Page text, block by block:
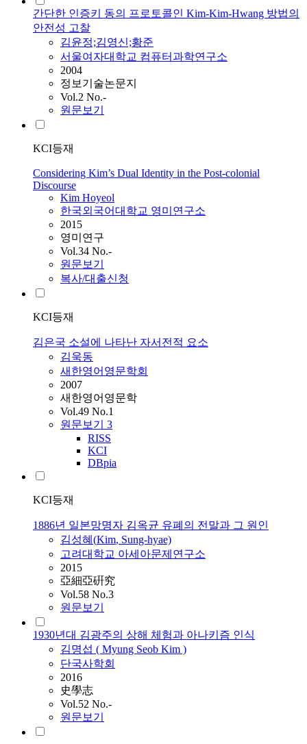
간단한 인증키 동의 프로토콜인 Kim-Kim-Hwang 방법의
안전성 고찰
김윤정;김영신;황준
서울여자대학교 컴퓨터과학연구소
2004
정보기술논문지
Vol.2 No.-
원문보기
KCI등재
Considering Kim’s Dual Identity in the Post-colonial
Discourse
Kim Hoyeol
한국외국어대학교 영미연구소
2015
영미연구
Vol.34 No.-
원문보기
복사/대출신청
KCI등재
김은국 소설에 나타난 자서전적 요소
김욱동
새한영어영문학회
2007
새한영어영문학
Vol.49 No.1
원문보기 3
RISS
KCI
DBpia
KCI등재
1886년 일본망명자 김옥균 유폐의 전말과 그 원인
김성혜(Kim, Sung-hyae)
고려대학교 아세아문제연구소
2015
亞細亞硏究
Vol.58 No.3
원문보기
1930년대 김광주의 상해 체험과 아나키즘 인식
김명섭 ( Myung Seob Kim )
단국사학회
2016
史學志
Vol.52 No.-
원문보기